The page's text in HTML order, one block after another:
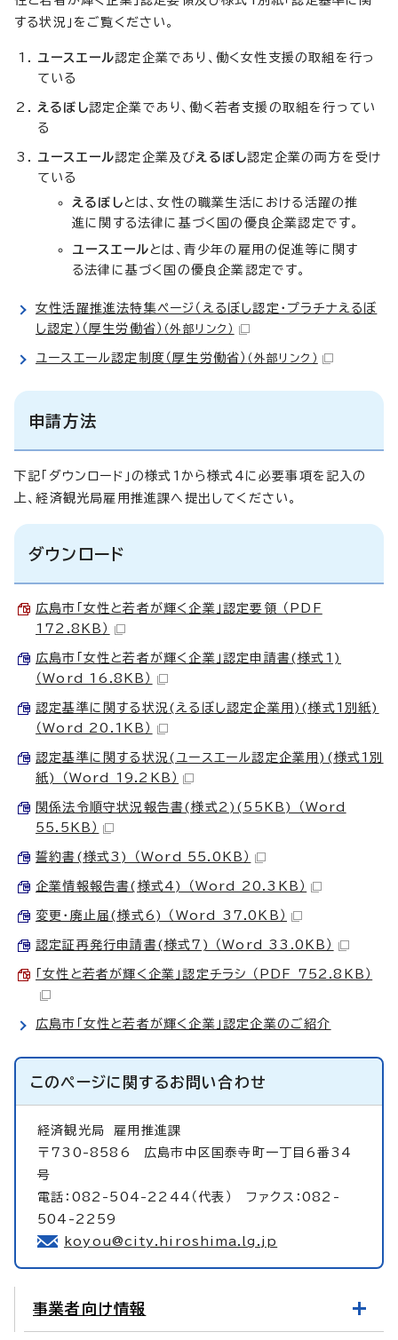
する状況」をご覧ください。
ユースエール認定企業であり、働く女性支援の取組を行っ
ている
えるぼし認定企業であり、働く若者支援の取組を行ってい
る
ユースエール認定企業及びえるぼし認定企業の両方を受け
ている
えるぼし とは、女性の職業生活における活躍の推
進に関する法律に基づく国の優良企業認定です。
ユースエール とは、青少年の雇用の促進等に関す
る法律に基づく国の優良企業認定です。
女性活躍推進法特集ページ（えるぼし認定・プラチナえるぼ
し認定）（厚生労働省） （外部リンク）
ユースエール認定制度（厚生労働省） （外部リンク）
申請方法
下記「ダウンロード」の様式1から様式4に必要事項を記入の
上、経済観光局雇用推進課へ提出してください。
ダウンロード
広島市「女性と若者が輝く企業」認定要領 （PDF
172.8KB）
広島市「女性と若者が輝く企業」認定申請書(様式1)
（Word 16.8KB）
認定基準に関する状況(えるぼし認定企業用)(様式1別紙)
（Word 20.1KB）
認定基準に関する状況(ユースエール認定企業用)(様式1別
紙) （Word 19.2KB）
関係法令順守状況報告書(様式2)(55KB) （Word
55.5KB）
誓約書(様式3) （Word 55.0KB）
企業情報報告書(様式4) （Word 20.3KB）
変更・廃止届(様式6) （Word 37.0KB）
認定証再発行申請書(様式7) （Word 33.0KB）
「女性と若者が輝く企業」認定チラシ （PDF 752.8KB）
広島市「女性と若者が輝く企業」認定企業のご紹介
このページに関するお問い合わせ
経済観光局雇用推進課
〒730-8586 広島市中区国泰寺町一丁目6番34
号
電話：082-504-2244（代表） ファクス：082-
504-2259
koyou@city.hiroshima.lg.jp
事業者向け情報